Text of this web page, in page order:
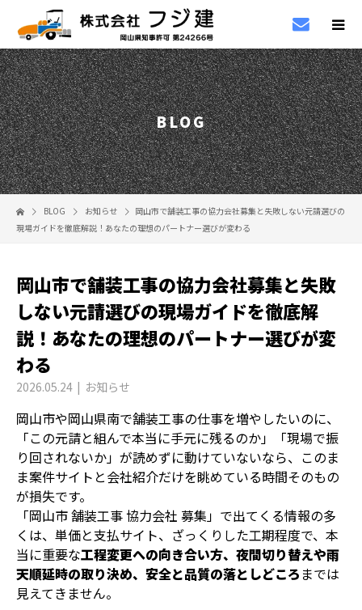
BLOG
BLOG お知らせ
岡山市で舗装工事の協力会社募集と失敗しない元請選びの
現場ガイドを徹底解説！あなたの理想のパートナー選びが変わる
岡山市で舗装工事の協力会社募集と失敗
しない元請選びの現場ガイドを徹底解
説！あなたの理想のパートナー選びが変
わる
2026.05.24 お知らせ
岡山市や岡山県南で舗装工事の仕事を増やしたいのに、
「この元請と組んで本当に手元に残るのか」「現場で振
り回されないか」が読めずに動けていないなら、このま
ま案件サイトと会社紹介だけを眺めている時間そのもの
が損失です。
「岡山市 舗装工事 協力会社 募集」で出てくる情報の多
くは、単価と支払サイト、ざっくりした工期程度で、本
当に重要な工程変更への向き合い方、夜間切り替えや雨
天順延時の取り決め、安全と品質の落としどころ までは
見えてきません。